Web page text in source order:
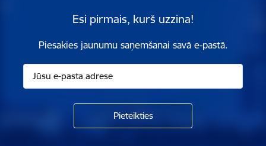
Esi pirmais, kurš uzzina!
Piesakies jaunumu saņemšanai savā e-pastā.